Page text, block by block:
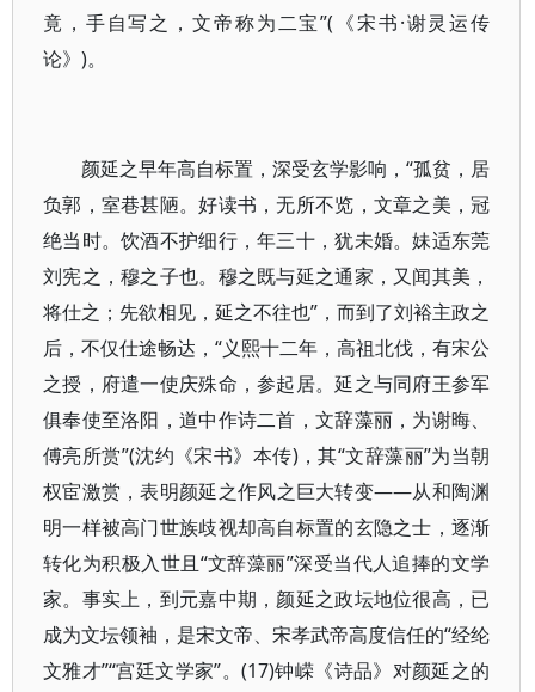
竟，手自写之，文帝称为二宝”(《宋书·谢灵运传
论》)。
颜延之早年高自标置，深受玄学影响，“孤贫，居
负郭，室巷甚陋。好读书，无所不览，文章之美，冠
绝当时。饮酒不护细行，年三十，犹未婚。妹适东莞
刘宪之，穆之子也。穆之既与延之通家，又闻其美，
将仕之；先欲相见，延之不往也”，而到了刘裕主政之
后，不仅仕途畅达，“义熙十二年，高祖北伐，有宋公
之授，府遣一使庆殊命，参起居。延之与同府王参军
俱奉使至洛阳，道中作诗二首，文辞藻丽，为谢晦、
傅亮所赏”(沈约《宋书》本传)，其“文辞藻丽”为当朝
权宦激赏，表明颜延之作风之巨大转变——从和陶渊
明一样被高门世族歧视却高自标置的玄隐之士，逐渐
转化为积极入世且“文辞藻丽”深受当代人追捧的文学
家。事实上，到元嘉中期，颜延之政坛地位很高，已
成为文坛领袖，是宋文帝、宋孝武帝高度信任的“经纶
文雅才”“宫廷文学家”。(17)钟嵘《诗品》对颜延之的